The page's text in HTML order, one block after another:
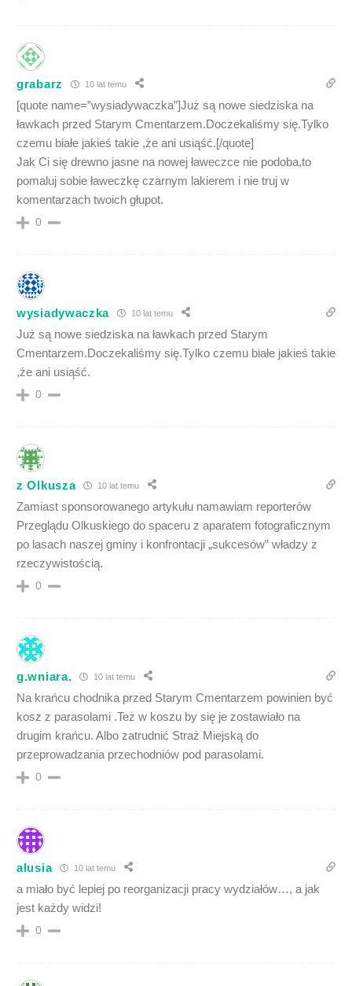
grabarz 10 lat temu
[quote name=”wysiadywaczka”]Już są nowe siedziska na
ławkach przed Starym Cmentarzem.Doczekaliśmy się.Tylko
czemu białe jakieś takie ,że ani usiąść.[/quote]
Jak Ci się drewno jasne na nowej ławeczce nie podoba,to
pomaluj sobie ławeczkę czarnym lakierem i nie truj w
komentarzach twoich głupot.
0
wysiadywaczka 10 lat temu
Już są nowe siedziska na ławkach przed Starym
Cmentarzem.Doczekaliśmy się.Tylko czemu białe jakieś takie
,że ani usiąść.
0
z Olkusza 10 lat temu
Zamiast sponsorowanego artykułu namawiam reporterów
Przeglądu Olkuskiego do spaceru z aparatem fotograficznym
po lasach naszej gminy i konfrontacji „sukcesów” władzy z
rzeczywistością.
0
g.wniara. 10 lat temu
Na krańcu chodnika przed Starym Cmentarzem powinien być
kosz z parasolami .Też w koszu by się je zostawiało na
drugim krańcu. Albo zatrudnić Straż Miejską do
przeprowadzania przechodniów pod parasolami.
0
alusia 10 lat temu
a miało być lepiej po reorganizacji pracy wydziałów…, a jak
jest każdy widzi!
0